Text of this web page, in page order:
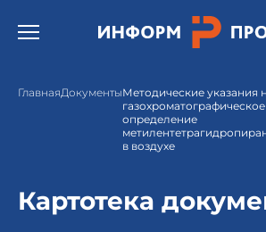
Открыть бургер меню.
ГлавнаяДокументыМетодические указания
газохроматографическое
определение
в воздухе
Картотека